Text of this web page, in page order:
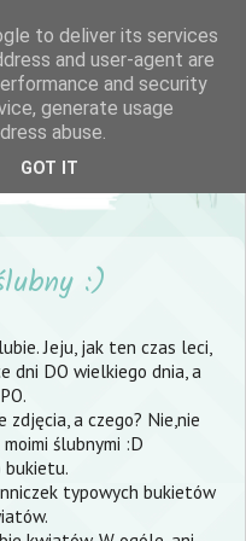
:)
Jeju, jak ten czas leci,
dni DO wielkiego dnia, a
a czego? Nie,nie
ślubnymi :D
bukietu.
typowych bukietów
to deliver its services
and user-agent are
and security
generate usage
abuse.
GOT IT